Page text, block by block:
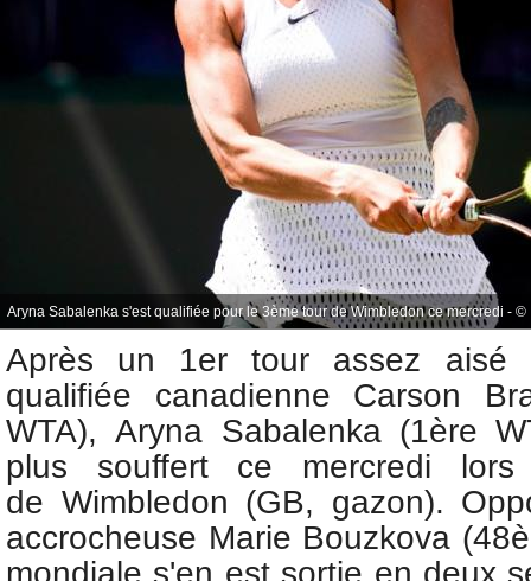
Aryna Sabalenka s'est qualifiée pour le 3ème tour de Wimbledon ce mercredi - ©
Après un 1er tour assez
qualifiée canadienne Carson
WTA),Aryna Sabalenka (1ère
plus souffert ce mercredi
de Wimbledon (GB, gazon).
accrocheuse Marie Bouzkova
mondiale s'en est sortie en deux